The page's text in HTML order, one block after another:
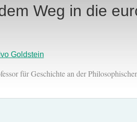
Weg in die
Ivo Goldstein
für Geschichte an der